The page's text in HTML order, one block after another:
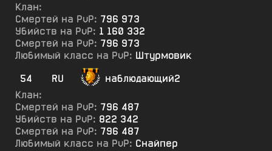
Клан:
Смертей на PvP: 796 973
Убийств на PvP: 1 160 332
Смертей на PvP: 796 973
Любимый класс на PvP: Штурмовик
54
RU
наблюдающий2
Клан:
Смертей на PvP: 796 487
Убийств на PvP: 822 342
Смертей на PvP: 796 487
Любимый класс на PvP: Снайпер